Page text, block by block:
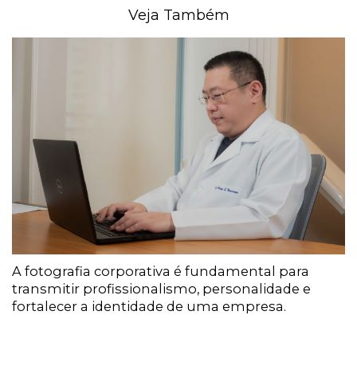
Veja Também
A fotografia corporativa é fundamental para
transmitir profissionalismo, personalidade e
fortalecer a identidade de uma empresa.